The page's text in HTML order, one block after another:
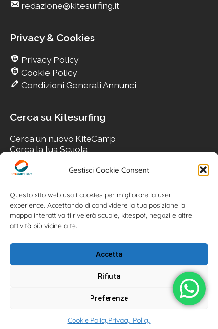
Gestisci Cookie Consent
Questo sito web usa i cookies per migliorare la user
experience. Accettando di condividere la tua posizione la
mappa interattiva ti rivelerà scuole, kitespot, negozi e altre
attività più vicine a te.
Accetta
Rifiuta
Preferenze
Cookie PolicyPrivacy Policy
redazione@kitesurfing.it
Privacy & Cookies
Privacy Policy
Cookie Policy
Condizioni Generali Annunci
Cerca su Kitesurfing
Cerca un nuovo KiteCamp
Cerca la tua Scuola
Cerca il tuo KiteSpot
Cerca Accommodation
Cerca il tuo Usato
Kitesurfing powered by Associazione Kitesurf Italiana